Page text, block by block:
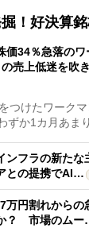
！好決算銘
価34％急落の
売上低迷を吹
けたワークマ
ずか1カ月あま
ンフラの新た
との提携でAI…
万円割れから
？ 市場のム